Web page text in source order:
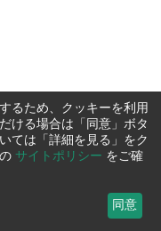
るため、クッキーを利用
ける場合は「同意」ボタ
ては「詳細を見る」をク
サイトポリシー をご確
同意